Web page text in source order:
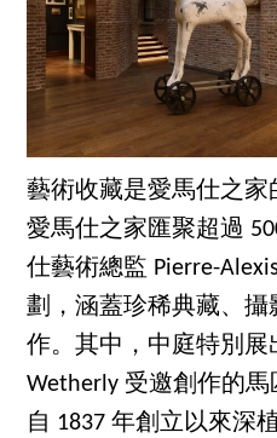
藝術收藏是愛馬仕之
愛馬仕之家匯聚超過
仕藝術總監 Pierre-
劃，涵蓋珍稀典藏、攝
作。其中，中庭特別展
Wetherly 受邀創作的
自 1837 年創立以來深